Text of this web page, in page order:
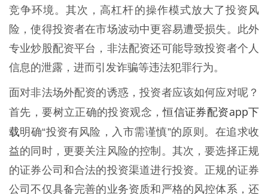
竞争环境。其次，高杠杆的操作模式放大了投资风
险，使得投资者在市场波动中更容易遭受损失。此外
专业炒股配资平台，非法配资还可能导致投资者个人
信息的泄露，进而引发诈骗等违法犯罪行为。
面对非法场外配资的诱惑，投资者应该如何应对呢？
首先，要树立正确的投资观念，恒信证券配资app下
载明确“投资有风险，入市需谨慎”的原则。在追求收
益的同时，更要关注风险的控制。其次，要选择正规
的证券公司和合法的投资渠道进行投资。正规的证券
公司不仅具备完善的业务资质和严格的风控体系，还